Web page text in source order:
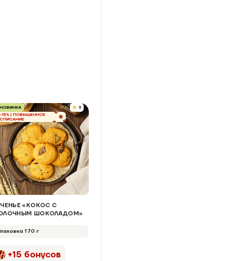
НОВИНКА
-15% | ПОВЫШЕННОЕ
СПИСАНИЕ
5
«КОКОС С
ШОКОЛАДОМ»
170 г
+15 бонусов